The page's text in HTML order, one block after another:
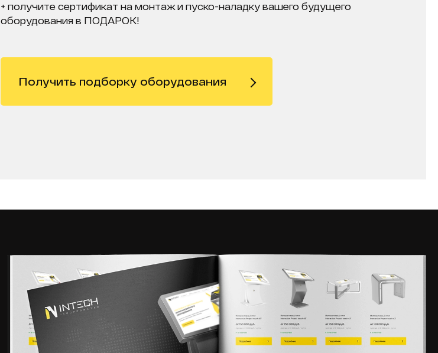
+ получите сертификат на монтаж и пуско-наладку вашего будущего
оборудования в ПОДАРОК!
Получить подборку оборудования